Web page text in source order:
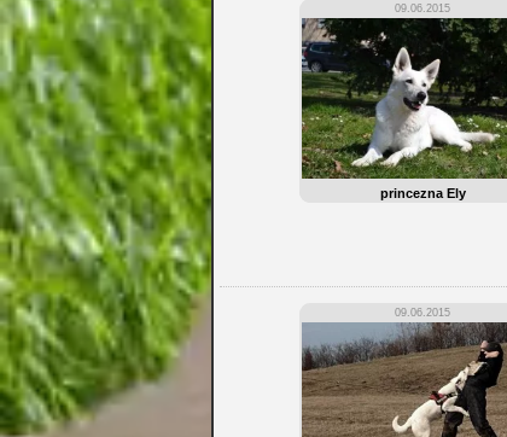
09.06.2015
princezna Ely
09.06.2015